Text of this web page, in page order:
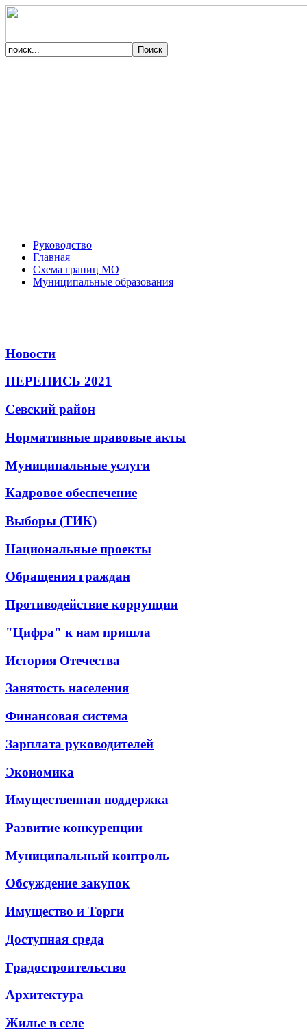
Руководство
Главная
Схема границ МО
Муниципальные образования
Новости
ПЕРЕПИСЬ 2021
Севский район
Нормативные правовые акты
Муниципальные услуги
Кадровое обеспечение
Выборы (ТИК)
Национальные проекты
Обращения граждан
Противодействие коррупции
"Цифра" к нам пришла
История Отечества
Занятость населения
Финансовая система
Зарплата руководителей
Экономика
Имущественная поддержка
Развитие конкуренции
Муниципальный контроль
Обсуждение закупок
Имущество и Торги
Доступная среда
Градостроительство
Архитектура
Жилье в селе